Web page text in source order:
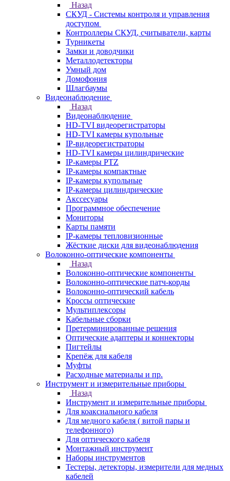
Назад
СКУД - Системы контроля и управления
доступом
Контроллеры СКУД, считыватели, карты
Турникеты
Замки и доводчики
Металлодетекторы
Умный дом
Домофония
Шлагбаумы
Видеонаблюдение
Назад
Видеонаблюдение
HD-TVI видеорегистраторы
HD-TVI камеры купольные
IP-видеорегистраторы
HD-TVI камеры цилиндрические
IP-камеры PTZ
IP-камеры компактные
IP-камеры купольные
IP-камеры цилиндрические
Акссесуары
Программное обеспечение
Мониторы
Карты памяти
IP-камеры тепловизионные
Жёсткие диски для видеонаблюдения
Волоконно-оптические компоненты
Назад
Волоконно-оптические компоненты
Волоконно-оптические патч-корды
Волоконно-оптический кабель
Кроссы оптические
Мультиплексоры
Кабельные сборки
Претерминированные решения
Оптические адаптеры и коннекторы
Пигтейлы
Крепёж для кабеля
Муфты
Расходные материалы и пр.
Инструмент и измерительные приборы
Назад
Инструмент и измерительные приборы
Для коаксиального кабеля
Для медного кабеля ( витой пары и
телефонного)
Для оптического кабеля
Монтажный инструмент
Наборы инструментов
Тестеры, детекторы, измерители для медных
кабелей